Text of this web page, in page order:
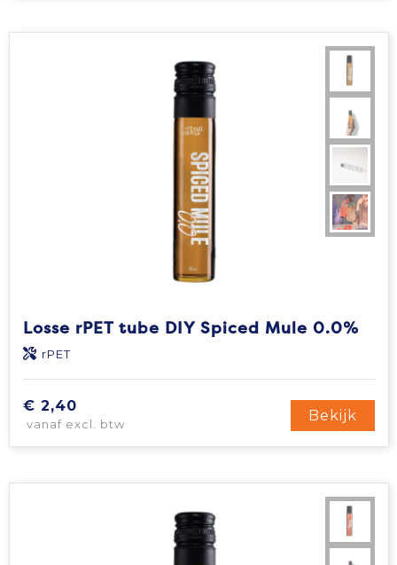
Losse rPET tube DIY Spiced Mule 0.0%
rPET
€ 2,40
vanaf excl. btw
Bekijk